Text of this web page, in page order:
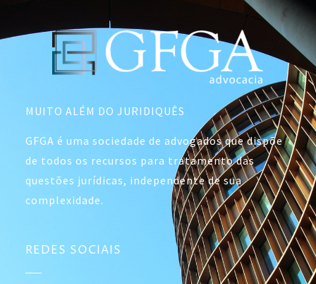
MUITO ALÉM DO JURIDIQUÊS
GFGA é uma sociedade de advogados que dispõe
de todos os recursos para tratamento das
questões jurídicas, independente de sua
complexidade.
REDES SOCIAIS